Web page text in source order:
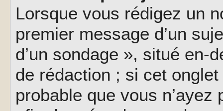
Lorsque vous rédigez un
premier message d’un
d’un sondage », situé en-
de rédaction ; si cet
probable que vous